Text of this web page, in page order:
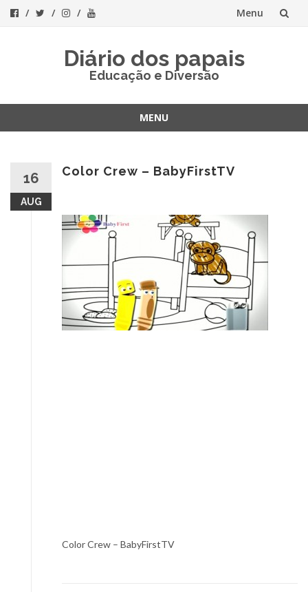
Menu
Diário dos papais
Educação e Diversão
MENU
16
AUG
Color Crew – BabyFirstTV
Color Crew – BabyFirstTV